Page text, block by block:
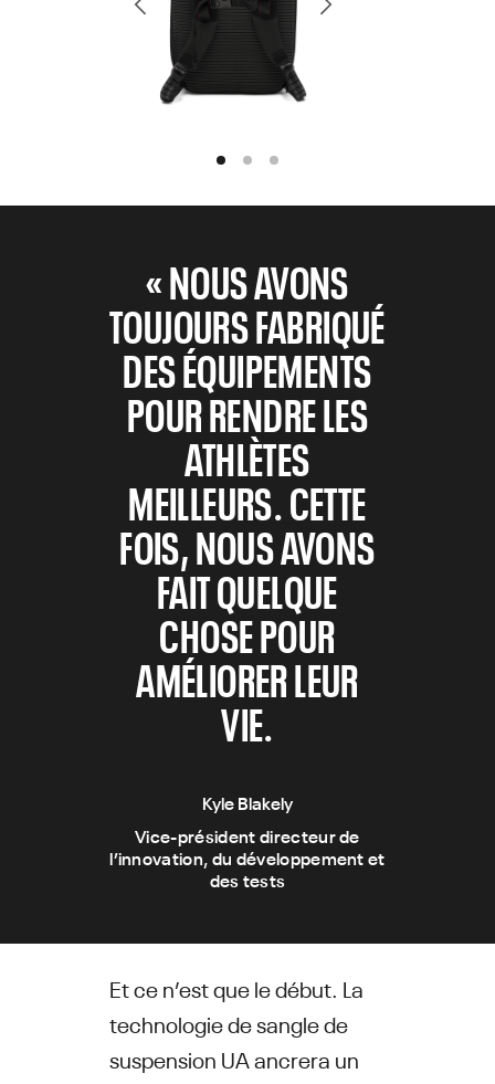
« NOUS AVONS
TOUJOURS FABRIQUÉ
DES ÉQUIPEMENTS
POUR RENDRE LES
ATHLÈTES
MEILLEURS. CETTE
FOIS, NOUS AVONS
FAIT QUELQUE
CHOSE POUR
AMÉLIORER LEUR
VIE.
Kyle Blakely
Vice-président directeur de
l’innovation, du développement et
des tests
Et ce n’est que le début. La
technologie de sangle de
suspension UA ancrera un